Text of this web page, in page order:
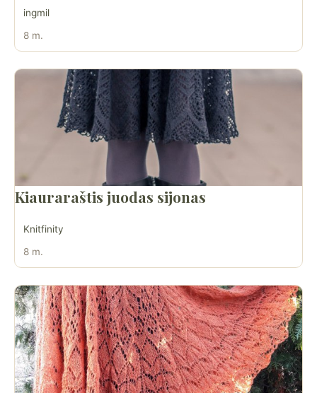
ingmil
8 m.
Kiauraraštis juodas sijonas
Knitfinity
8 m.